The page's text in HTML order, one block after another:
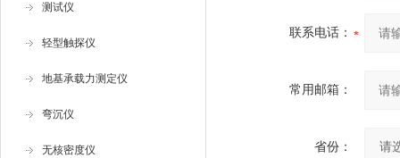
测试仪
轻型触探仪
地基承载力测定仪
弯沉仪
无核密度仪
联系电话：
常用邮箱：
省份：